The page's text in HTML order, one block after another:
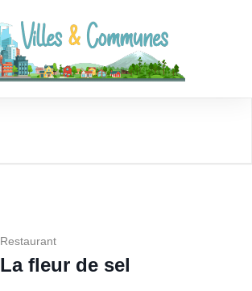
Restaurant
La fleur de sel